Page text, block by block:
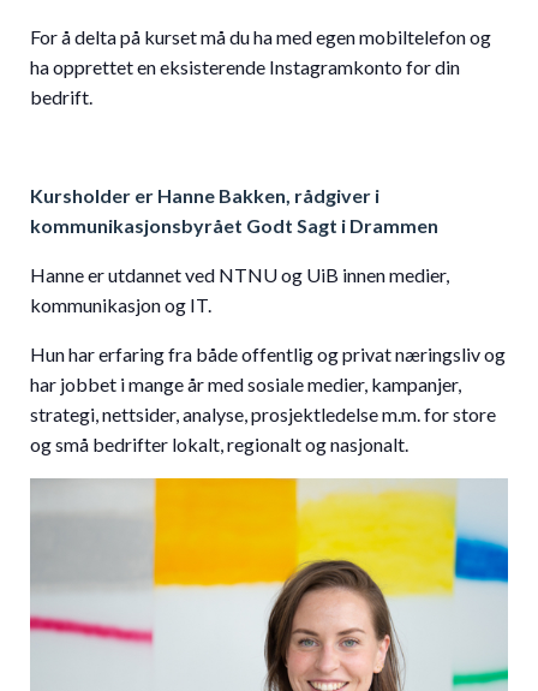
For å delta på kurset må du ha med egen mobiltelefon og
ha opprettet en eksisterende Instagramkonto for din
bedrift.
Kursholder er Hanne Bakken, rådgiver i
kommunikasjonsbyrået Godt Sagt i Drammen
Hanne er utdannet ved NTNU og UiB innen medier,
kommunikasjon og IT.
Hun har erfaring fra både offentlig og privat næringsliv og
har jobbet i mange år med sosiale medier, kampanjer,
strategi, nettsider, analyse, prosjektledelse m.m. for store
og små bedrifter lokalt, regionalt og nasjonalt.